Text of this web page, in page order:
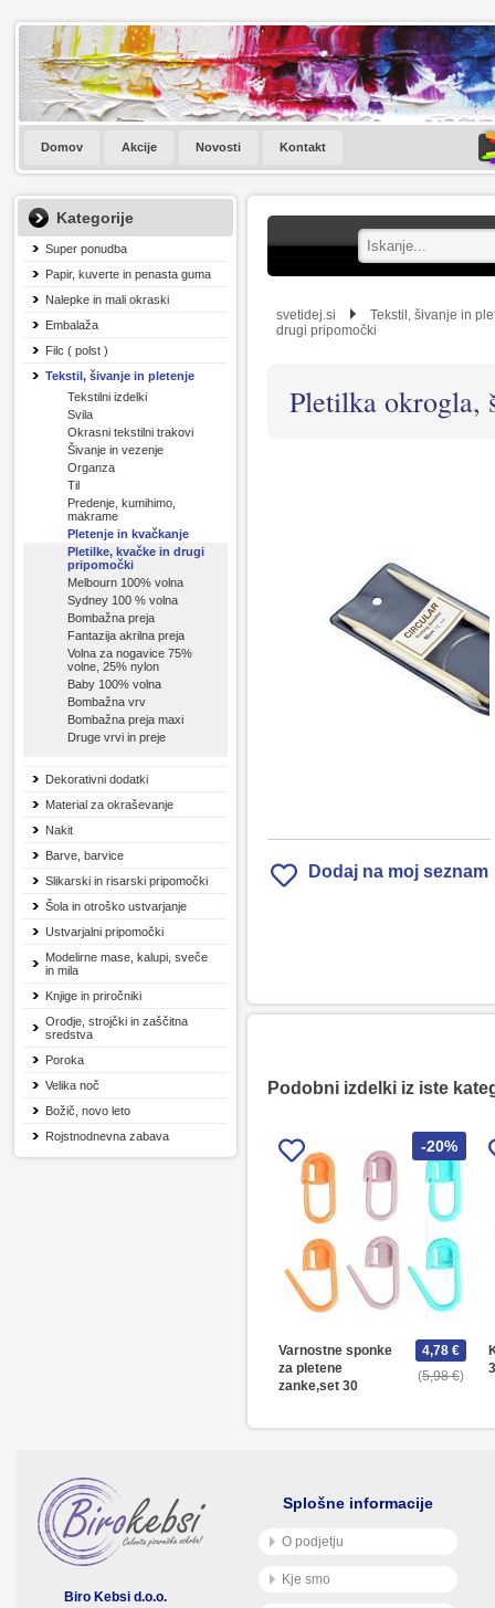
Domov Akcije Novosti Kontakt
Kategorije
Super ponudba
Papir, kuverte in penasta guma
Nalepke in mali okraski
Embalaža
Filc ( polst )
Tekstil, šivanje in pletenje
Tekstilni izdelki
Svila
Okrasni tekstilni trakovi
Šivanje in vezenje
Organza
Til
Predenje, kumihimo,
makrame
Pletenje in kvačkanje
Pletilke, kvačke in drugi
pripomočki
Melbourn 100% volna
Sydney 100 % volna
Bombažna preja
Fantazija akrilna preja
Volna za nogavice 75%
volne, 25% nylon
Baby 100% volna
Bombažna vrv
Bombažna preja maxi
Druge vrvi in preje
Dekorativni dodatki
Material za okraševanje
Nakit
Barve, barvice
Slikarski in risarski pripomočki
Šola in otroško ustvarjanje
Ustvarjalni pripomočki
Modelirne mase, kalupi, sveče
in mila
Knjige in priročniki
Orodje, strojčki in zaščitna
sredstva
Poroka
Velika noč
Božič, novo leto
Rojstnodnevna zabava
svetidej.si
Tekstil, šivanje in
drugi pripomočki
Pletilka okrogla,
Dodaj na moj seznam
Podobni izdelki iz iste
-20%
Varnostne sponke
za pletene
zanke,set 30
5,98 €
4,78 €
Biro Kebsi d.o.o.
Splošne informacije
O podjetju
Kje smo